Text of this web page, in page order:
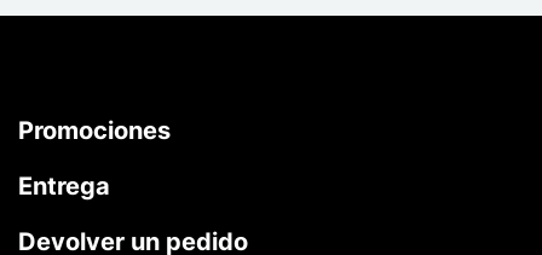
Promociones
Entrega
Devolver un pedido